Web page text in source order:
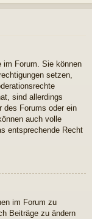
im Forum. Sie können
setzen,
sind allerdings
des Forums oder ein
auch volle
entsprechende Recht
im Forum zu
Beiträge zu ändern